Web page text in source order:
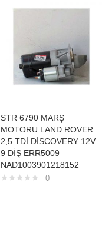
STR 6790 MARŞ
MOTORU LAND ROVER
2,5 TDİ DİSCOVERY 12V
9 DİŞ ERR5009
NAD1003901218152
0